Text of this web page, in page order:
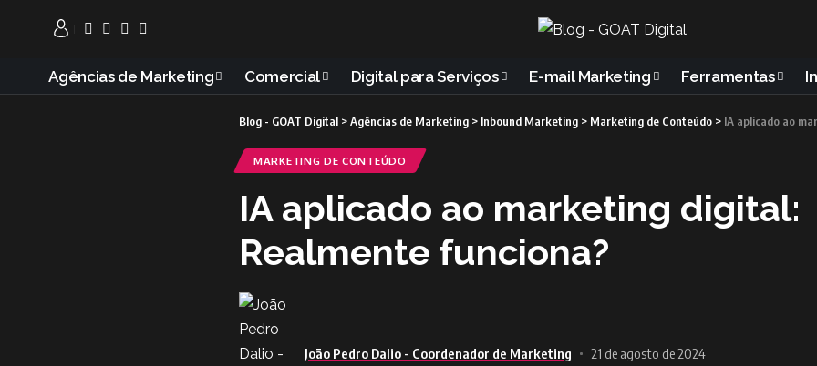
Agências de Marketing Comercial Digital para Serviços E-mail Marketing Ferramentas
Blog - GOAT Digital >Agências de Marketing > Inbound Marketing > Marketing de Conteúdo > IA aplicado ao
MARKETING DE CONTEÚDO
IA aplicado ao marketing digital:
Realmente funciona?
João Pedro Dalio - Coordenador de Marketing
21 de agosto de 2024